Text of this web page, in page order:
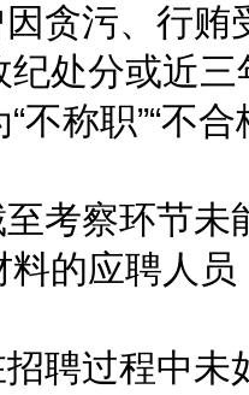
污、行贿
纪处分或近
不称职”“不
察环节未
料的应聘人员
过程中未